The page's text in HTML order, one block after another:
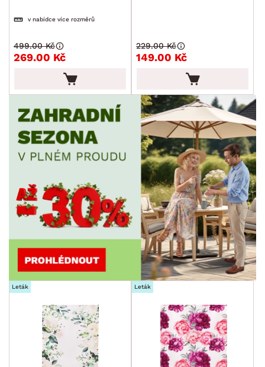
v nabídce více rozměrů
269.00 Kč
499.00 Kč
149.00 Kč
229.00 Kč
Leták Leták